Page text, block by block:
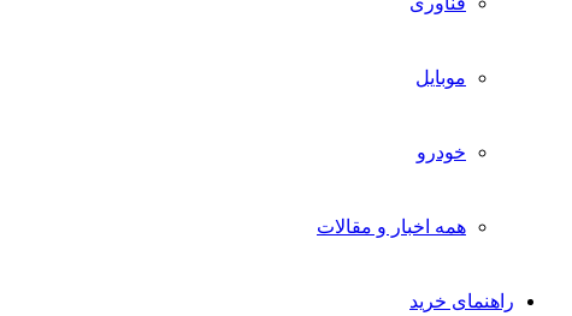
موبایل
خودرو
همه اخبار و مقالات
راهنمای خرید